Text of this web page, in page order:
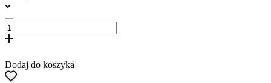
Dodaj do koszyka